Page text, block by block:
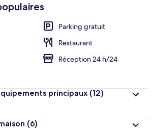
Parking gratuit
Restaurant
Réception 24 h/24
principaux (12)
(6)